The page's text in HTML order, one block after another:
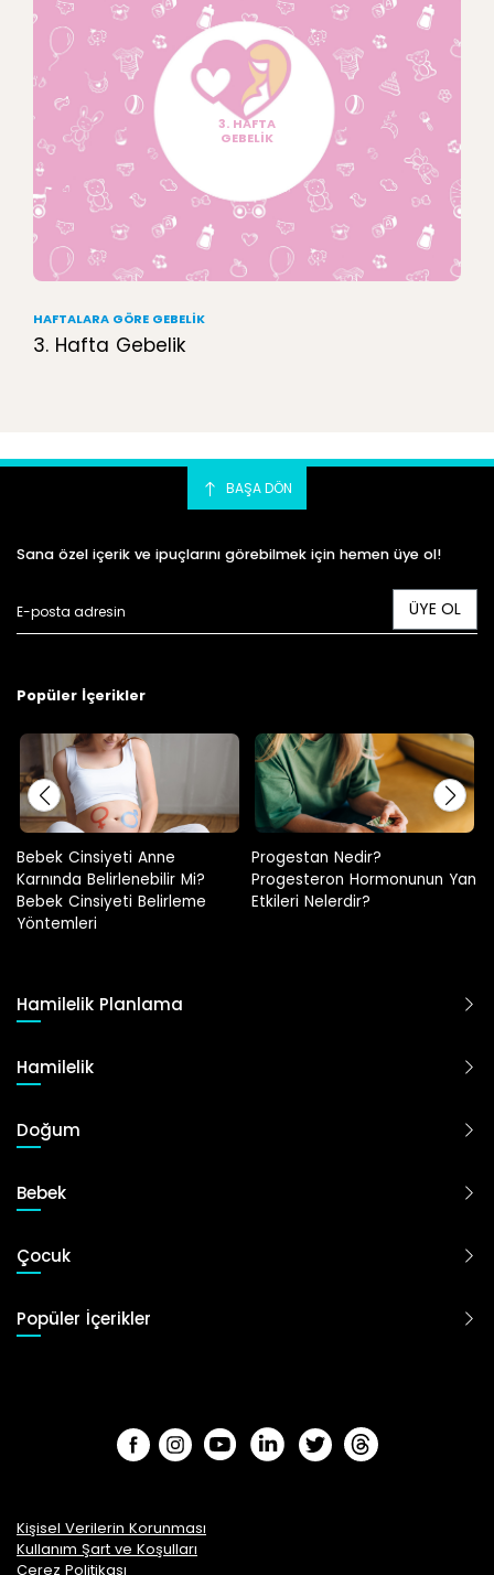
3. HAFTA
GEBELİK
HAFTALARA GÖRE GEBELIK
3. Hafta Gebelik
BAŞA DÖN
Sana özel içerik ve ipuçlarını görebilmek için hemen üye ol!
ÜYE OL
Popüler İçerikler
Progestan Nedir?
Progesteron Hormonunun Yan
Etkileri Nelerdir?
Hamilelikte Adet Görülür Mü?
Hamilelik Planlama
Hamilelik
Doğum
Bebek
Çocuk
Popüler İçerikler
Kişisel Verilerin Korunması
Kullanım Şart ve Koşulları
Çerez Politikası